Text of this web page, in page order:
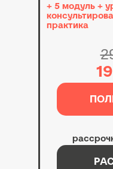
+ 5 модуль +
практика